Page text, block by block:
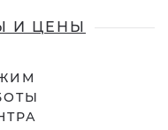
И ЦЕНЫ